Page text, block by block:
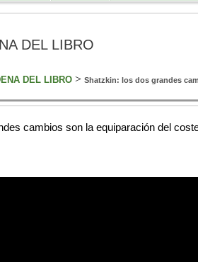
DEL LIBRO
DEL LIBRO > Shatzkin: los dos grandes
cambios son la equiparación del